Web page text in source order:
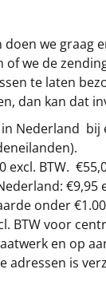
we graag
of we de
te laten
dan kan dat
in Nederland bij
excl. BTW.
€9,95
onder €
BTW voor
en op
adressen is